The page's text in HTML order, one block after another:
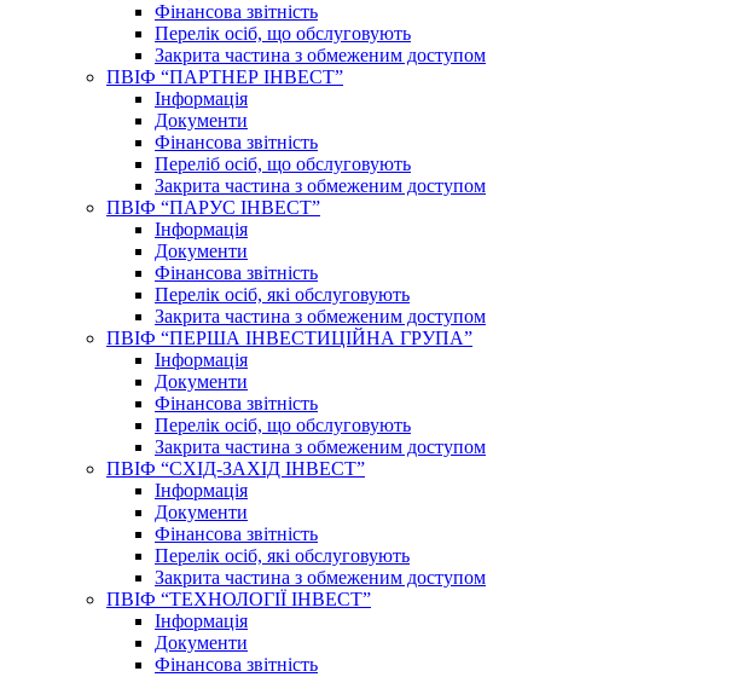
Фінансова звітність
Перелік осіб, що обслуговують
Закрита частина з обмеженим доступом
ПВІФ “ПАРТНЕР ІНВЕСТ”
Інформація
Документи
Фінансова звітність
Переліб осіб, що обслуговують
Закрита частина з обмеженим доступом
ПВІФ “ПАРУС ІНВЕСТ”
Інформація
Документи
Фінансова звітність
Перелік осіб, які обслуговують
Закрита частина з обмеженим доступом
ПВІФ “ПЕРША ІНВЕСТИЦІЙНА ГРУПА”
Інформація
Документи
Фінансова звітність
Перелік осіб, що обслуговують
Закрита частина з обмеженим доступом
ПВІФ “СХІД-ЗАХІД ІНВЕСТ”
Інформація
Документи
Фінансова звітність
Перелік осіб, які обслуговують
Закрита частина з обмеженим доступом
ПВІФ “ТЕХНОЛОГІЇ ІНВЕСТ”
Інформація
Документи
Фінансова звітність